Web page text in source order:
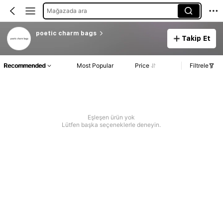
Mağazada ara
poetic charm bags
Takip Et
Recommended Most Popular Price Filtrele
Eşleşen ürün yok
Lütfen başka seçeneklerle deneyin.